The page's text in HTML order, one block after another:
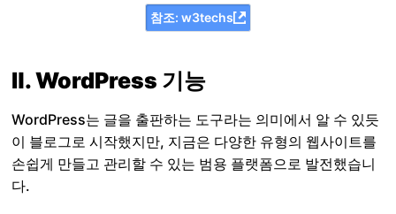
참조: w3techs
Ⅱ. WordPress 기능
WordPress는 글을 출판하는 도구라는 의미에서 알 수 있듯
이 블로그로 시작했지만, 지금은 다양한 유형의 웹사이트를
손쉽게 만들고 관리할 수 있는 범용 플랫폼으로 발전했습니
다.